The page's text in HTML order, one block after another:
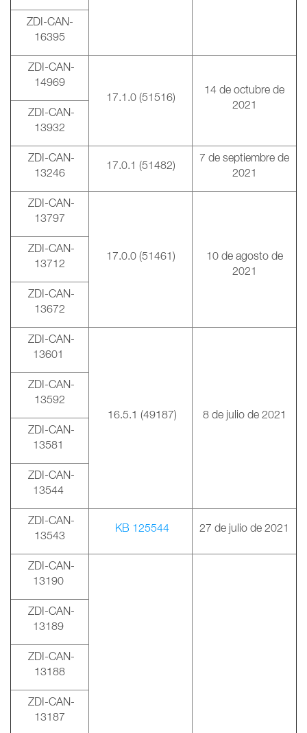
ZDI-CAN-
16395
ZDI-CAN-
14969
17.1.0 (51516)
14 de octubre de
2021
ZDI-CAN-
13932
ZDI-CAN-
13246
17.0.1 (51482)
7 de septiembre de
2021
ZDI-CAN-
13797
17.0.0 (51461)
10 de agosto de
2021
ZDI-CAN-
13712
ZDI-CAN-
13672
ZDI-CAN-
13601
16.5.1 (49187) 8 de julio de 2021
ZDI-CAN-
13592
ZDI-CAN-
13581
ZDI-CAN-
13544
ZDI-CAN-
13543
KB 125544 27 de julio de 2021
ZDI-CAN-
13190
ZDI-CAN-
13189
ZDI-CAN-
13188
ZDI-CAN-
13187